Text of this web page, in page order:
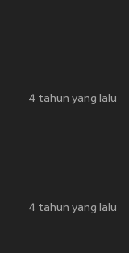
4 tahun yang lalu
4 tahun yang lalu